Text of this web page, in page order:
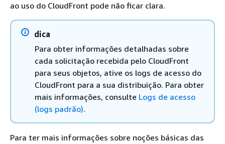
ao uso do CloudFront pode não ficar clara.
dica
Para obter informações detalhadas sobre
cada solicitação recebida pelo CloudFront
para seus objetos, ative os logs de acesso do
CloudFront para a sua distribuição. Para obter
mais informações, consulte Logs de acesso
(logs padrão).
Para ter mais informações sobre noções básicas das